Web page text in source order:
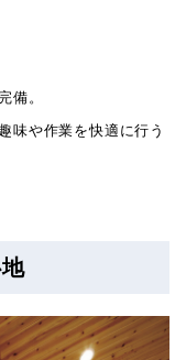
備。
味や作業を快適に行う